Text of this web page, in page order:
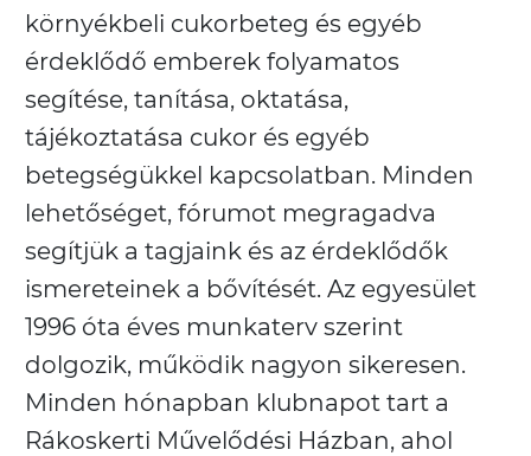
környékbeli cukorbeteg és egyéb
érdeklődő emberek folyamatos
segítése, tanítása, oktatása,
tájékoztatása cukor és egyéb
betegségükkel kapcsolatban. Minden
lehetőséget, fórumot megragadva
segítjük a tagjaink és az érdeklődők
ismereteinek a bővítését. Az egyesület
1996 óta éves munkaterv szerint
dolgozik, működik nagyon sikeresen.
Minden hónapban klubnapot tart a
Rákoskerti Művelődési Házban, ahol